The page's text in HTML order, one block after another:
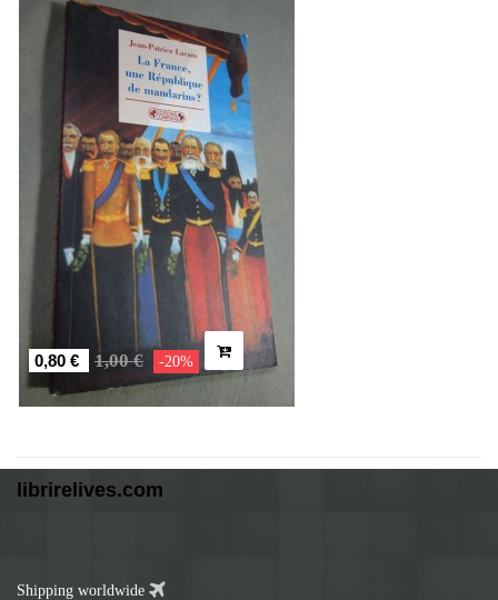
0,80 € 1,00 € -20%
librirelives.com
Shipping worldwide